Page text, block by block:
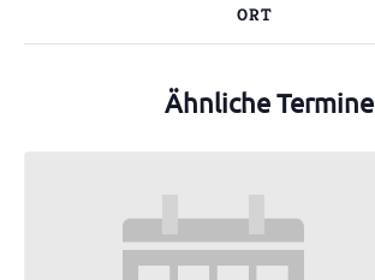
ORT
Ähnliche Termine